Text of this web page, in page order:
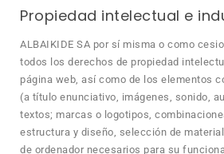
Propiedad intelectual e
ALBAIKIDE SA por sí misma o como
todos los derechos de propiedad
página web, así como de los elementos
(a título enunciativo, imágenes, sonido,
textos; marcas o logotipos,
estructura y diseño, selección de
de ordenador necesarios para su